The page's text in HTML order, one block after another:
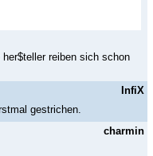
reiben sich schon
InfiX
gestrichen.
charmin